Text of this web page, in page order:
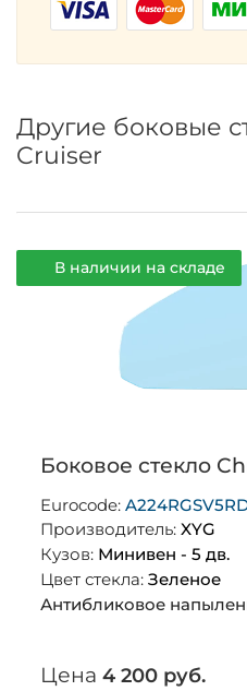
Другие боковые
Cruiser
В наличии на складе
Боковое стекло
Eurocode:
Производитель: XYG
Кузов: Минивен - 5 дв.
Цвет стекла: Зеленое
Антибликовое
Цена 4 200 руб.